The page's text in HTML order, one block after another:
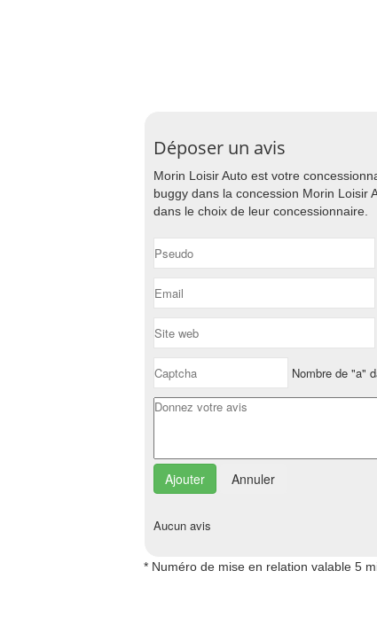
Déposer un avis
Morin Loisir Auto est votre
buggy dans la concession Morin Loisir
dans le choix de leur concessionnaire.
Nombre de "a"
Annuler
Aucun avis
* Numéro de mise en relation valable 5